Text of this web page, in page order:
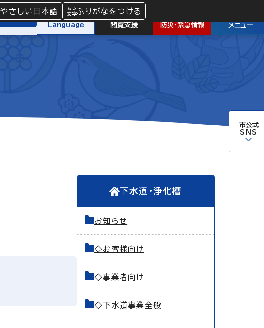
やさしい日本語 ふりがなをつける
検索
Language 閲覧支援 防災・緊急情報 メニュー
市公式
SNS
下水道・浄化槽
お知らせ
◇お客様向け
◇事業者向け
◇下水道事業全般